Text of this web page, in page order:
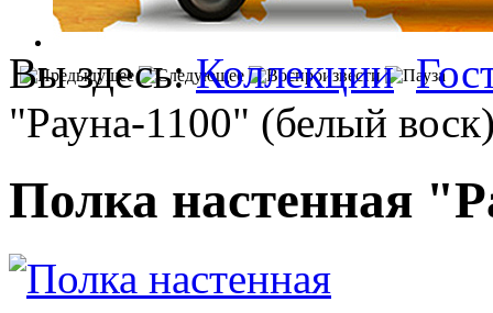
Вы здесь:Коллекции
"Рауна-1100" (белый
Полка настенная